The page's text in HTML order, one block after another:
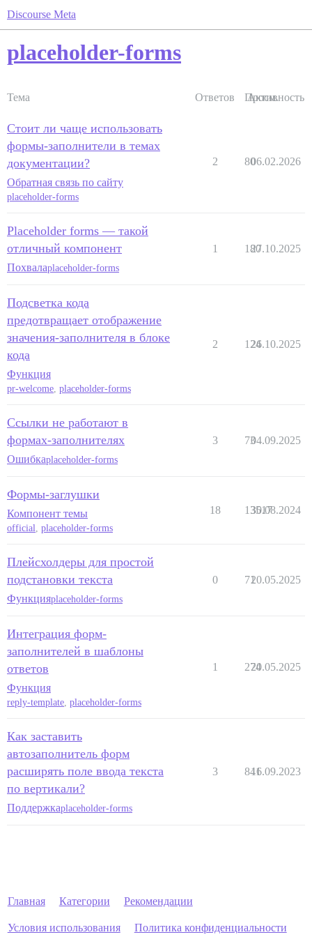
Discourse Meta
placeholder-forms
Тема Ответов Просм.
Активность
Стоит ли чаще использовать
формы-заполнители в темах
документации?
Обратная связь по сайту
placeholder-forms
2 8006.02.2026
Placeholder forms — такой
отличный компонент
Похвалаplaceholder-forms
1 180
27.10.2025
Подсветка кода
предотвращает отображение
значения-заполнителя в блоке
кода
Функция
pr-welcome, placeholder-forms
2 124
26.10.2025
Ссылки не работают в
формах-заполнителях
Ошибкаplaceholder-forms
3 7304.09.2025
Формы-заглушки
Компонент темы
official, placeholder-forms
18 13517
30.08.2024
Плейсхолдеры для простой
подстановки текста
Функцияplaceholder-forms
0 7120.05.2025
Интеграция форм-
заполнителей в шаблоны
ответов
Функция
reply-template, placeholder-forms
1 274
20.05.2025
Как заставить
автозаполнитель форм
расширять поле ввода текста
по вертикали?
Поддержкаplaceholder-forms
3 841
16.09.2023
Главная Категории Рекомендации
Условия использования Политика конфиденциальности